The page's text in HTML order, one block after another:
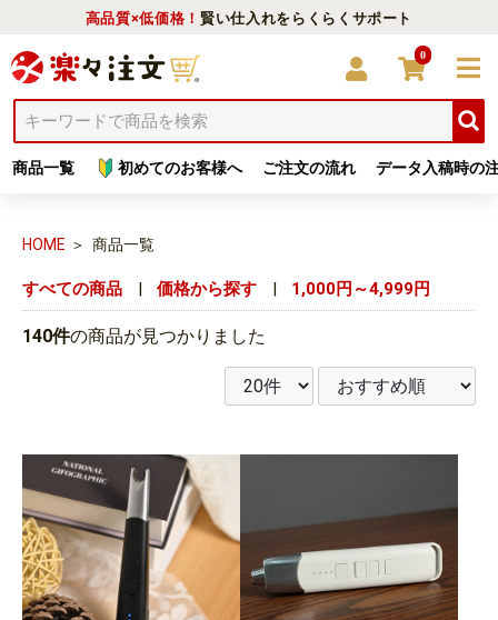
高品質×低価格！賢い仕入れをらくらくサポート
商品一覧 初めてのお客様へ ご注文の流れ データ入稿時の
0
HOME 商品一覧
すべての商品 | 価格から探す | 1,000円～4,999円
140件の商品が見つかりました